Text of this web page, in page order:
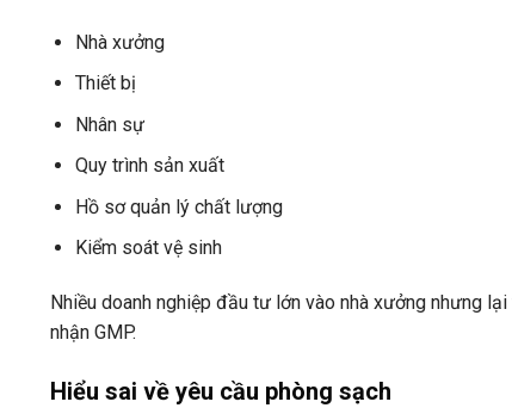
Nhà xưởng
Thiết bị
Nhân sự
Quy trình sản xuất
Hồ sơ quản lý chất lượng
Kiểm soát vệ sinh
Nhiều doanh nghiệp đầu tư lớn vào nhà xưởng nhưng
nhận GMP.
Hiểu sai về yêu cầu phòng sạch